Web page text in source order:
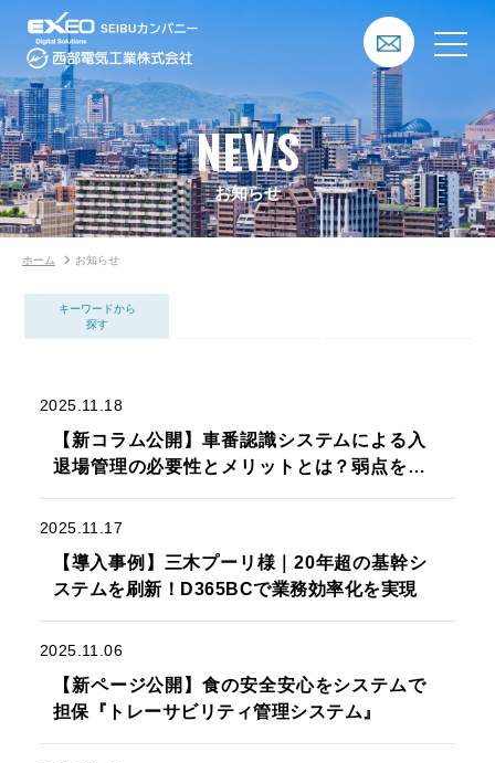
NEWS
お知らせ
ホーム お知らせ
キーワードから
探す
2025.11.18
【新コラム公開】車番認識システムによる入
退場管理の必要性とメリットとは？弱点を補
2025.11.17
【導入事例】三木プーリ様｜20年超の基幹シ
ステムを刷新！D365BCで業務効率化を実現
2025.11.06
【新ページ公開】食の安全安心をシステムで
担保『トレーサビリティ管理システム』